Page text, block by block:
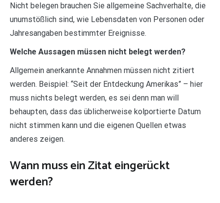
Nicht belegen brauchen Sie allgemeine Sachverhalte, die
unumstößlich sind, wie Lebensdaten von Personen oder
Jahresangaben bestimmter Ereignisse.
Welche Aussagen müssen nicht belegt werden?
Allgemein anerkannte Annahmen müssen nicht zitiert
werden. Beispiel: “Seit der Entdeckung Amerikas” – hier
muss nichts belegt werden, es sei denn man will
behaupten, dass das üblicherweise kolportierte Datum
nicht stimmen kann und die eigenen Quellen etwas
anderes zeigen.
Wann muss ein Zitat eingerückt
werden?